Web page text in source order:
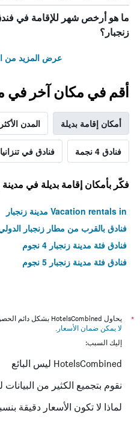
زنجبار؟
عرض المزيد من
أقم في مكان آخر في
أمكان إقامة بديلة المدن
فنادق 4 نجمة فنادق في تنزانيا
فكّر بأمكان إقامة بديلة في مدينة
Vacation rentals in مدينة زنجبار
فنادق بالقرب من مطار زنجبار
فنادق فئة مدينة زنجبار 4 نجوم
فنادق فئة مدينة زنجبار 5 نجوم
*
يحاول HotelsCombined بشكل دائم الحصول على الأسعار الدقيقة، ولكن
لا يمكن ضمان الأسعار .
إليك السبب:
HotelsCombined ليس البائع
نقوم بتجميع الكثير من البيانات
لماذا لا تكون الأسعار دقيقة بنسبة